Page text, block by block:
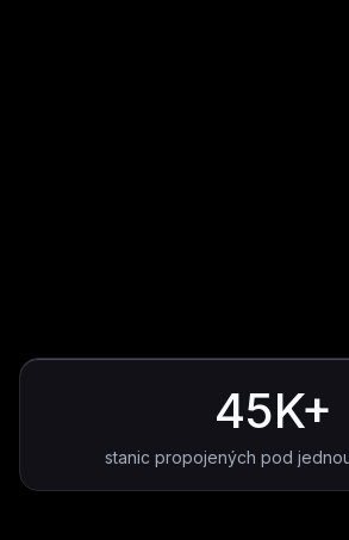
45K+
stanic propojených pod